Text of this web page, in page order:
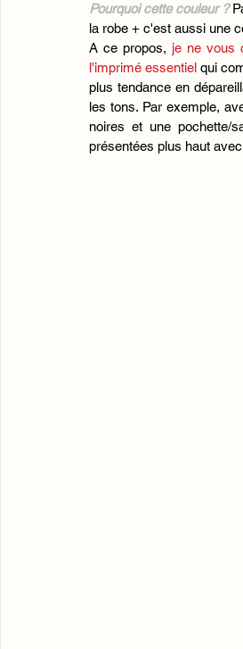
Pourquoi cette couleur ?
la robe + c'est aussi une
A ce propos, je ne vous
l'imprimé essentiel qui
plus tendance en
les tons. Par exemple,
noires et une pochette/
présentées plus haut